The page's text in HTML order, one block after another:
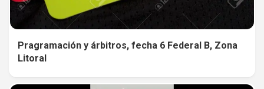
Pragramación y árbitros, fecha 6 Federal B, Zona
Litoral